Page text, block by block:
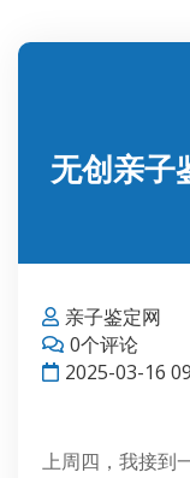
无创亲子
亲子鉴定网
0个评论
2025-03-16
上周四，我接到